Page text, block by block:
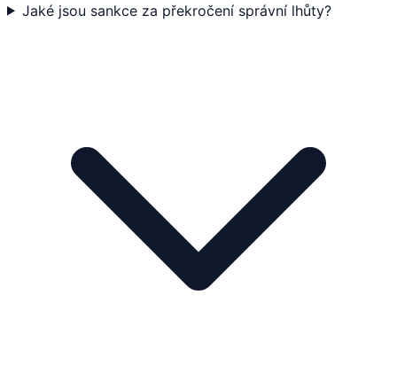
Jaké jsou sankce za překročení správní lhůty?